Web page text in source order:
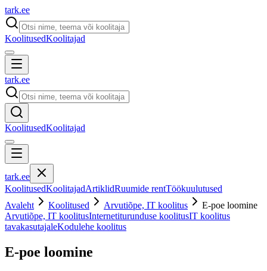
tark.ee
KoolitusedKoolitajad
tark.ee
KoolitusedKoolitajad
tark.ee
KoolitusedKoolitajadArtiklidRuumide rentTöökuulutused
Avaleht
Koolitused Arvutiõpe, IT koolitus
E-poe loomine
Arvutiõpe, IT koolitusInternetiturunduse koolitusIT koolitus
tavakasutajaleKodulehe koolitus
E-poe loomine